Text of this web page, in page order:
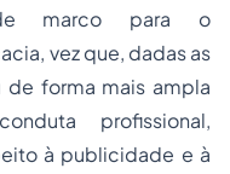
marco para o
vez que, dadas as
de forma mais ampla
profissional,
à publicidade e à